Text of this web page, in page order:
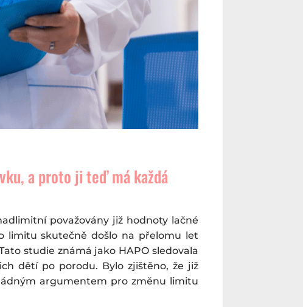
a proto ji teď má každá
považovány již hodnoty lačné
limitu skutečně došlo na přelomu let
studie známá jako HAPO sledovala
dětí po porodu. Bylo zjištěno, že již
argumentem pro změnu limitu